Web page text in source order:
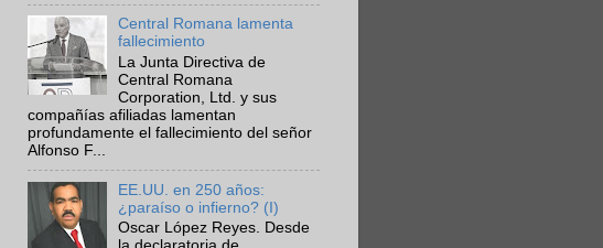
Central Romana lamenta
fallecimiento
La Junta Directiva de
Central Romana
Corporation, Ltd. y sus
compañías afiliadas lamentan
profundamente el fallecimiento del señor
Alfonso F...
EE.UU. en 250 años:
¿paraíso o infierno? (I)
Oscar López Reyes. Desde